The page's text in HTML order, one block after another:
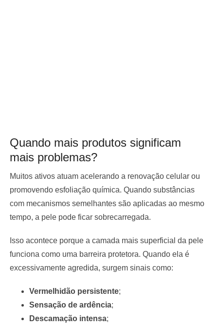
Quando mais produtos significam
mais problemas?
Muitos ativos atuam acelerando a renovação celular ou
promovendo esfoliação química. Quando substâncias
com mecanismos semelhantes são aplicadas ao mesmo
tempo, a pele pode ficar sobrecarregada.
Isso acontece porque a camada mais superficial da pele
funciona como uma barreira protetora. Quando ela é
excessivamente agredida, surgem sinais como:
Vermelhidão persistente;
Sensação de ardência;
Descamação intensa;